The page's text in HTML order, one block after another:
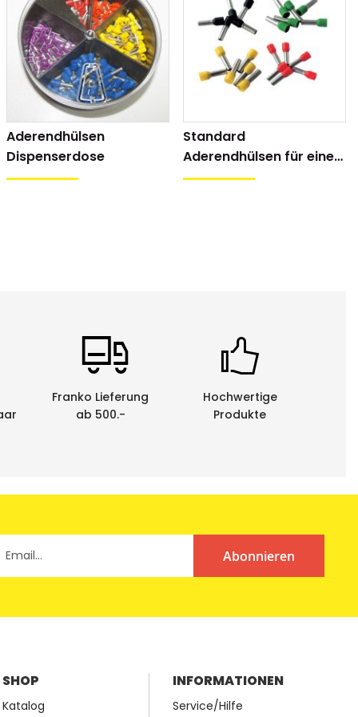
Aderendhülsen
Dispenserdose
Standard
Aderendhülsen für einen
Leiter
Franko Lieferung
ab 500.-
Hochwertige
Produkte
Abonnieren
SHOP
Katalog
INFORMATIONEN
Service/Hilfe